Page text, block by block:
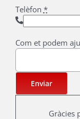
Telèfon *
Com et podem
Enviar
Gràcies